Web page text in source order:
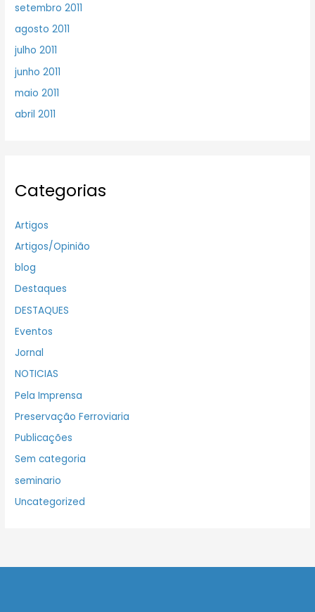
setembro 2011
agosto 2011
julho 2011
junho 2011
maio 2011
abril 2011
Categorias
Artigos
Artigos/Opinião
blog
Destaques
DESTAQUES
Eventos
Jornal
NOTICIAS
Pela Imprensa
Preservação Ferroviaria
Publicações
Sem categoria
seminario
Uncategorized